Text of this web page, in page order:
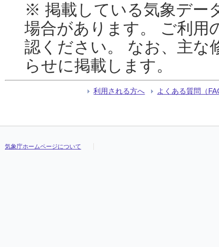
※ 掲載している気象デー
場合があります。 ご利用
認ください。 なお、主な
らせに掲載します。
利用される方へ よくある質問（
気象庁ホームページについて